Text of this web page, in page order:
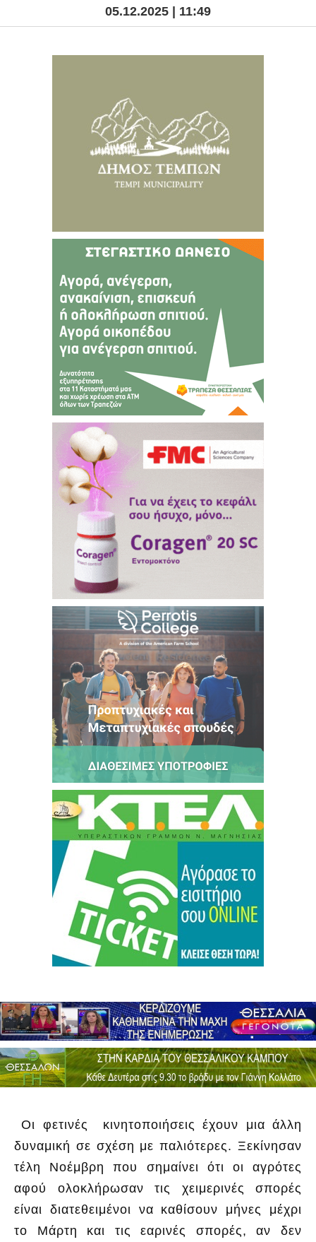
05.12.2025 | 11:49
Οι φετινές κινητοποιήσεις έχουν μια άλλη
δυναμική σε σχέση με παλιότερες. Ξεκίνησαν
τέλη Νοέμβρη που σημαίνει ότι οι αγρότες
αφού ολοκλήρωσαν τις χειμερινές σπορές
είναι διατεθειμένοι να καθίσουν μήνες μέχρι
το Μάρτη και τις εαρινές σπορές, αν δεν